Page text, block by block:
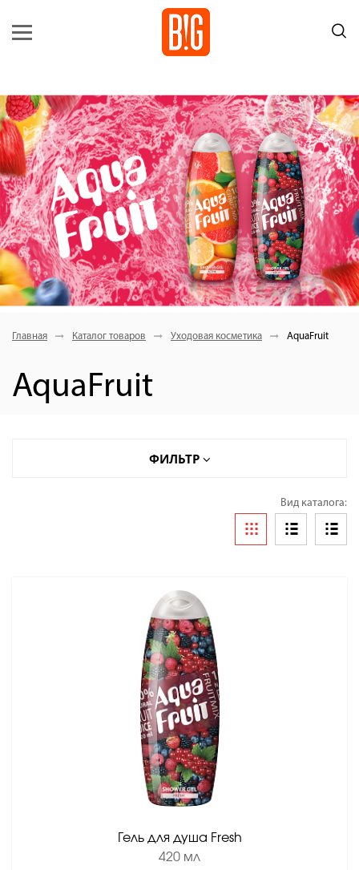
Главная Каталог товаров Уходовая косметика AquaFruit
AquaFruit
ФИЛЬТР
Вид каталога:
Гель для душа Fresh
420 мл